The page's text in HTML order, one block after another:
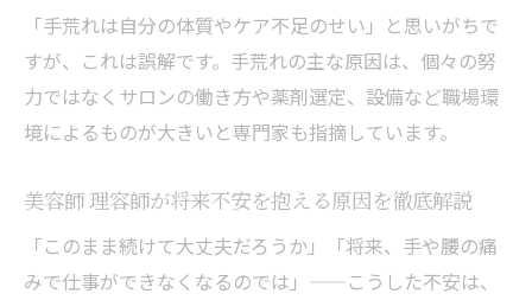
「手荒れは自分の体質やケア不足のせい」と思いがちで
すが、これは誤解です。手荒れの主な原因は、個々の努
力ではなくサロンの働き方や薬剤選定、設備など職場環
境によるものが大きいと専門家も指摘しています。
美容師 理容師が将来不安を抱える原因を徹底解説
「このまま続けて大丈夫だろうか」「将来、手や腰の痛
みで仕事ができなくなるのでは」——こうした不安は、